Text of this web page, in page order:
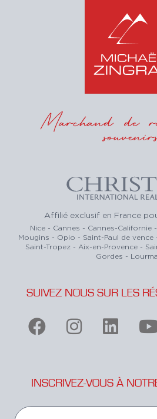
Marchand de
Affilié exclusif en France
Nice - Cannes - Cannes-Californie
Mougins - Opio - Saint-Paul de vence
Saint-Tropez - Aix-en-Provence -
Gordes -
SUIVEZ NOUS SUR LES
INSCRIVEZ-VOUS À